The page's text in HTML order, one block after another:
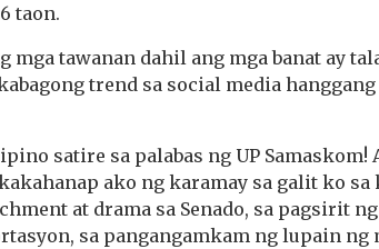
taon.
mga tawanan dahil ang mga banat ay
trend sa social media
satire sa palabas ng UP Samaskom!
ako ng karamay sa galit ko
at drama sa Senado, sa pagsirit
sa pangangamkam ng lupain ng